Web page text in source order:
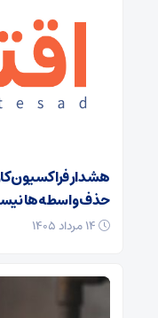
هشدار فراکسیون
حذف واسطه‌ها